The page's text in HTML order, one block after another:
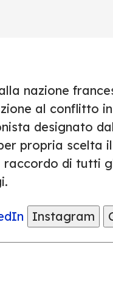
nazione
al conflitto
designato
propria scelta
raccordo di tutti
Instagram